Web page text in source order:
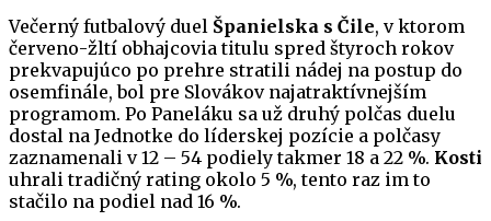
Večerný futbalový duel Španielska s Čile, v ktorom
červeno-žltí obhajcovia titulu spred štyroch rokov
prekvapujúco po prehre stratili nádej na postup do
osemfinále, bol pre Slovákov najatraktívnejším
programom. Po Paneláku sa už druhý polčas duelu
dostal na Jednotke do líderskej pozície a polčasy
zaznamenali v 12 – 54 podiely takmer 18 a 22 %. Kosti
uhrali tradičný rating okolo 5 %, tento raz im to
stačilo na podiel nad 16 %.